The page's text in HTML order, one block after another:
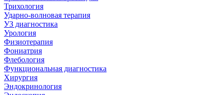
Трихология
Ударно-волновая терапия
УЗ диагностика
Урология
Физиотерапия
Фониатрия
Флебология
Функциональная диагностика
Хирургия
Эндокринология